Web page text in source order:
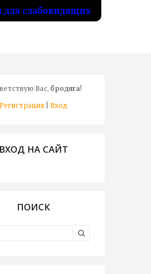
для слабовидящих
Вас, бродяга!
Регистрация
Вход
ВХОД НА САЙТ
ПОИСК